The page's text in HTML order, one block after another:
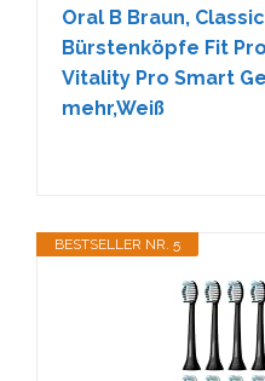
Oral B Braun,
Bürstenköpfe Fit
Vitality Pro Smart
mehr,Weiß
BESTSELLER NR. 5